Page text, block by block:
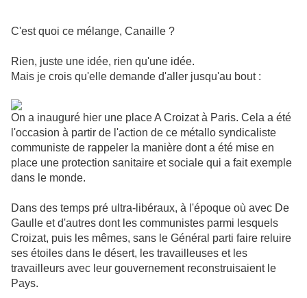
C'est quoi ce mélange, Canaille ?
Rien, juste une idée, rien qu'une idée.
Mais je crois qu'elle demande d'aller jusqu'au bout :
On a inauguré hier une place A Croizat à Paris. Cela a été
l'occasion à partir de l'action de ce métallo syndicaliste
communiste de rappeler la manière dont a été mise en
place une protection sanitaire et sociale qui a fait exemple
dans le monde.
Dans des temps pré ultra-libéraux, à l'époque où avec De
Gaulle et d'autres dont les communistes parmi lesquels
Croizat, puis les mêmes, sans le Général parti faire reluire
ses étoiles dans le désert, les travailleuses et les
travailleurs avec leur gouvernement reconstruisaient le
Pays.